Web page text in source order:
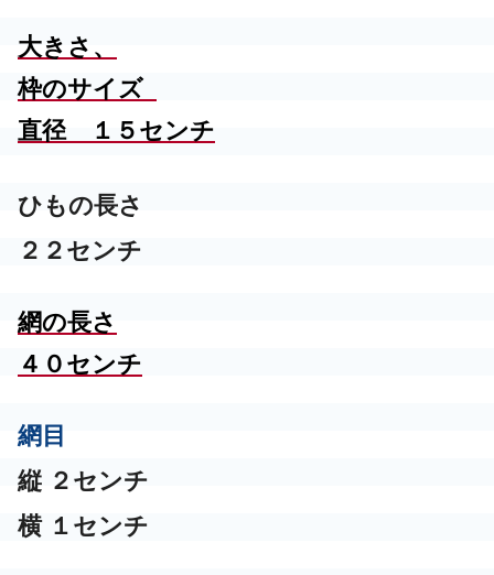
大きさ、
枠のサイズ
直径 １５センチ
ひもの長さ
２２センチ
網の長さ
４０センチ
網目
縦 ２センチ
横 １センチ